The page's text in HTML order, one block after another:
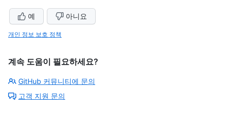
예 아니요
개인 정보 보호 정책
계속 도움이 필요하세요?
GitHub 커뮤니티에 문의
고객 지원 문의